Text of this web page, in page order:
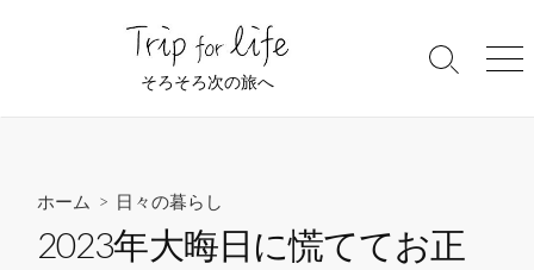
そろそろ次の旅へ
検
メ
ホーム > 日々の暮らし
2023年大晦日に慌ててお正